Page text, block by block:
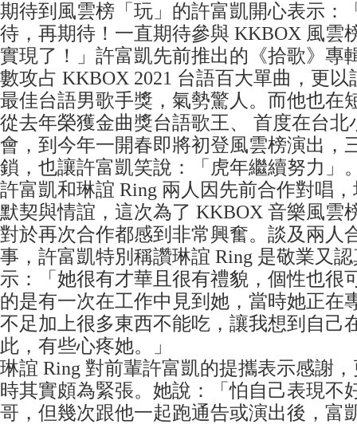
期待到風雲榜「玩」的許富凱開心表示：
待，再期待！一直期待參與 KKBOX 風雲
實現了！」許富凱先前推出的《拾歌》專
數攻占 KKBOX 2021 台語百大單曲，更
最佳台語男歌手獎，氣勢驚人。而他也在
從去年榮獲金曲獎台語歌王、 首度在台北
會，到今年一開春即將初登風雲榜演出，
鎖，也讓許富凱笑說：「虎年繼續努力」
許富凱和琳誼 Ring 兩人因先前合作對唱
默契與情誼，這次為了 KKBOX 音樂風雲
對於再次合作都感到非常興奮。談及兩人
事，許富凱特別稱讚琳誼 Ring 是敬業又
示：「她很有才華且很有禮貌，個性也很
的是有一次在工作中見到她，當時她正在
不足加上很多東西不能吃，讓我想到自己
此，有些心疼她。」
琳誼 Ring 對前輩許富凱的提攜表示感謝
時其實頗為緊張。她說：「怕自己表現不
哥，但幾次跟他一起跑通告或演出後，富